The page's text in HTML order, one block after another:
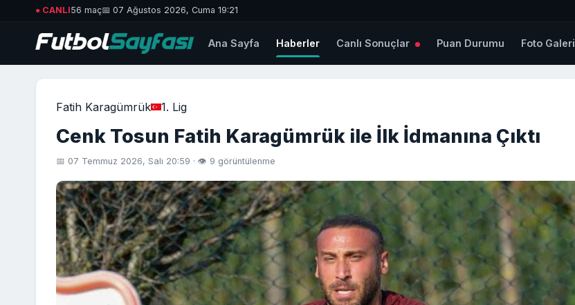
● CANLI56 maç📅 07 Ağustos 2026, Cuma 19:21
Ana Sayfa Haberler Canlı Sonuçlar Puan Durumu Foto Galeri
Fatih Karagümrük 1. Lig
Cenk Tosun Fatih Karagümrük ile İlk İdmanına Çıktı
📅 07 Temmuz 2026, Salı 20:59 · 👁 9 görüntülenme